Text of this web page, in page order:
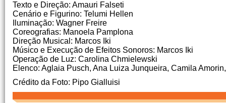
Texto e Direção: Amauri Falseti
Cenário e Figurino: Telumi Hellen
Iluminação: Wagner Freire
Coreografias: Manoela Pamplona
Direção Musical: Marcos Iki
Músico e Execução de Efeitos Sonoros: Marcos Iki
Operação de Luz: Carolina Chmielewski
Elenco: Aglaia Pusch, Ana Luiza Junqueira, Camila
Crédito da Foto: Pipo Gialluisi